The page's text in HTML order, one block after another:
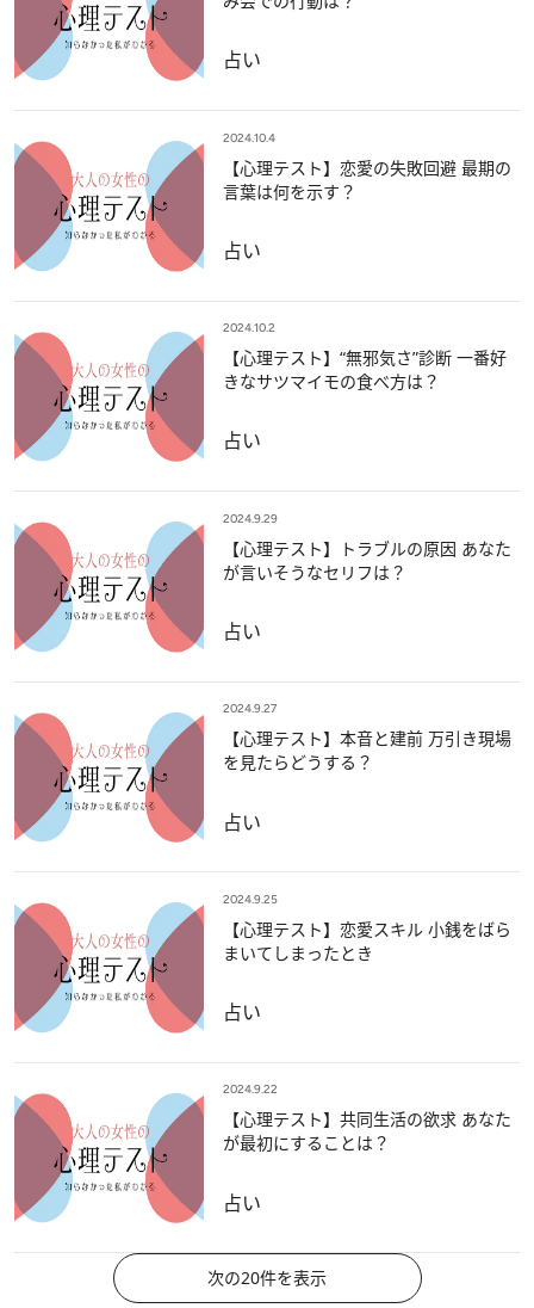
占い
2024.10.4
【心理テスト】恋愛の失敗回避 最期の
言葉は何を示す？
占い
2024.10.2
【心理テスト】“無邪気さ”診断 一番好
きなサツマイモの食べ方は？
占い
2024.9.29
【心理テスト】トラブルの原因 あなた
が言いそうなセリフは？
占い
2024.9.27
【心理テスト】本音と建前 万引き現場
を見たらどうする？
占い
2024.9.25
【心理テスト】恋愛スキル 小銭をばら
まいてしまったとき
占い
2024.9.22
【心理テスト】共同生活の欲求 あなた
が最初にすることは？
占い
次の20件を表示